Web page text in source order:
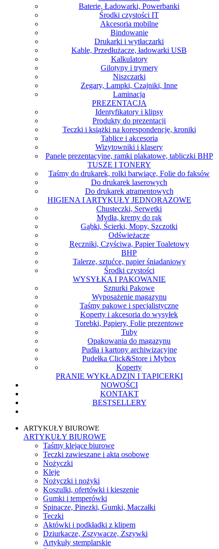
Baterie, Ładowarki, Powerbanki
Środki czystości IT
Akcesoria mobilne
Bindowanie
Drukarki i wytłaczarki
Kable, Przedłużacze, ładowarki USB
Kalkulatory
Gilotyny i trymery
Niszczarki
Zegary, Lampki, Czajniki, Inne
Laminacja
PREZENTACJA
Identyfikatory i klipsy
Produkty do prezentacji
Teczki i książki na korespondencję, kroniki
Tablice i akcesoria
Wizytowniki i klasery
Panele prezentacyjne, ramki plakatowe, tabliczki BHP
TUSZE I TONERY
Taśmy do drukarek, rolki barwiące, Folie do faksów
Do drukarek laserowych
Do drukarek atramentowych
HIGIENA I ARTYKUŁY JEDNORAZOWE
Chusteczki, Serwetki
Mydła, kremy do rąk
Gąbki, Ścierki, Mopy, Szczotki
Odświeżacze
Ręczniki, Czyściwa, Papier Toaletowy
BHP
Talerze, sztućce, papier śniadaniowy
Środki czystości
WYSYŁKA I PAKOWANIE
Sznurki Pakowe
Wyposażenie magazynu
Taśmy pakowe i specjalistyczne
Koperty i akcesoria do wysyłek
Torebki, Papiery, Folie prezentowe
Tuby
Opakowania do magazynu
Pudła i kartony archiwizacyjne
Pudełka Click&Store i Mybox
Koperty
PRANIE WYKŁADZIN I TAPICERKI
NOWOŚCI
KONTAKT
BESTSELLERY
ARTYKUŁY BIUROWE
ARTYKUŁY BIUROWE
Taśmy klejące biurowe
Teczki zawieszane i akta osobowe
Nożyczki
Kleje
Nożyczki i nożyki
Koszulki, ofertówki i kieszenie
Gumki i temperówki
Spinacze, Pinezki, Gumki, Maczałki
Teczki
Aktówki i podkładki z klipem
Dziurkacze, Zszywacze, Zszywki
Artykuły stemplarskie